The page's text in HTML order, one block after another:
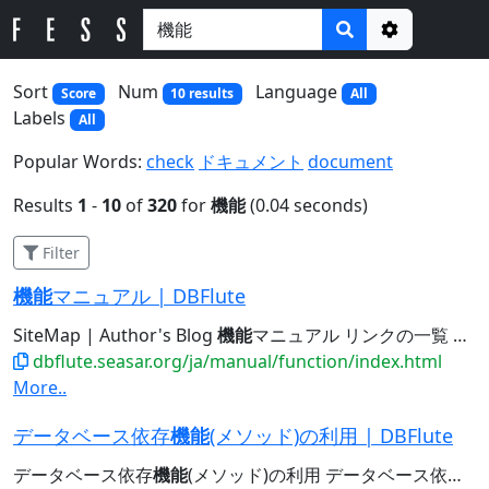
Options
Sort
Score Num 10 results Language All
Labels All
Popular Words: check ドキュメント document
Results 1 - 10 of320for機能(0.04 seconds)
Filter
機能マニュアル | DBFlute
SiteMap | Author's Blog 機能マニュアル リンクの一覧 リンクの一覧 自動生成ツール メタ情報からクラスを自動生成する...
dbflute.seasar.org/ja/manual/function/index.html
More..
データベース依存機能(メソッド)の利用 | DBFlute
データベース依存機能(メソッド)の利用 データベース依存